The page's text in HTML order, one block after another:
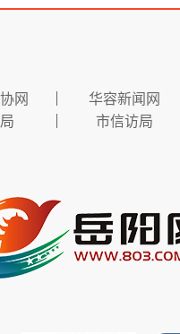
网
华容新闻网
市信访局